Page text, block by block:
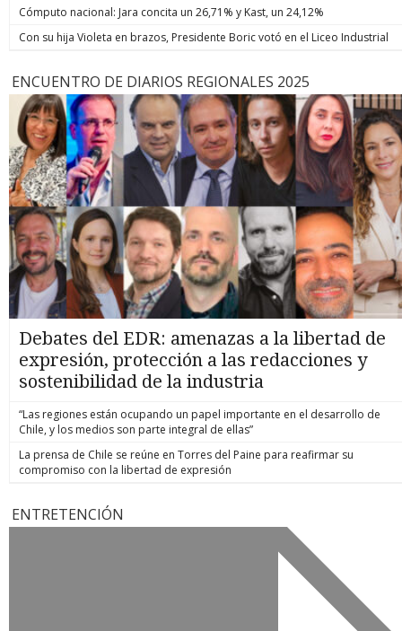
Cómputo nacional: Jara concita un 26,71% y Kast, un 24,12%
Con su hija Violeta en brazos, Presidente Boric votó en el Liceo Industrial
ENCUENTRO DE DIARIOS REGIONALES 2025
Debates del EDR: amenazas a la libertad de
expresión, protección a las redacciones y
sostenibilidad de la industria
“Las regiones están ocupando un papel importante en el desarrollo de
Chile, y los medios son parte integral de ellas”
La prensa de Chile se reúne en Torres del Paine para reafirmar su
compromiso con la libertad de expresión
ENTRETENCIÓN